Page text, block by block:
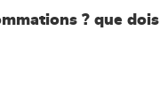
? que